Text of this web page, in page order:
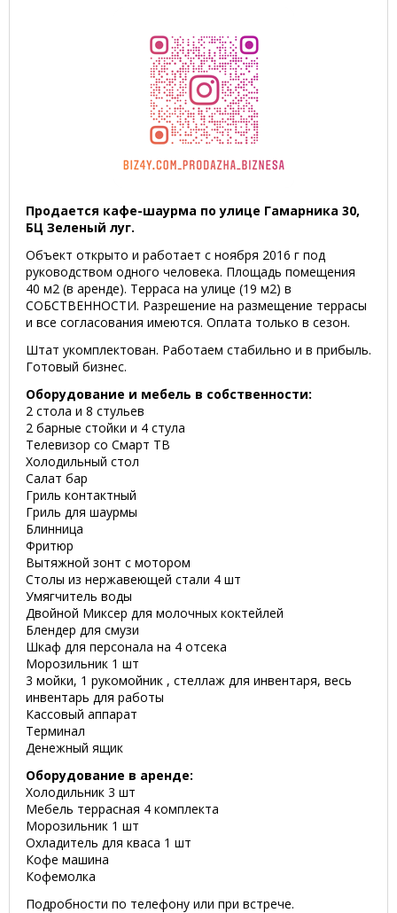
Продается кафе-шаурма по улице Гамарника 30,
БЦ Зеленый луг.
Объект открыто и работает с ноября 2016 г под
руководством одного человека. Площадь помещения
40 м2 (в аренде). Терраса на улице (19 м2) в
СОБСТВЕННОСТИ. Разрешение на размещение террасы
и все согласования имеются. Оплата только в сезон.
Штат укомплектован. Работаем стабильно и в прибыль.
Готовый бизнес.
Оборудование и мебель в собственности:
2 стола и 8 стульев
2 барные стойки и 4 стула
Телевизор со Смарт ТВ
Холодильный стол
Салат бар
Гриль контактный
Гриль для шаурмы
Блинница
Фритюр
Вытяжной зонт с мотором
Столы из нержавеющей стали 4 шт
Умягчитель воды
Двойной Миксер для молочных коктейлей
Блендер для смузи
Шкаф для персонала на 4 отсека
Морозильник 1 шт
3 мойки, 1 рукомойник , стеллаж для инвентаря, весь
инвентарь для работы
Кассовый аппарат
Терминал
Денежный ящик
Оборудование в аренде:
Холодильник 3 шт
Мебель террасная 4 комплекта
Морозильник 1 шт
Охладитель для кваса 1 шт
Кофе машина
Кофемолка
Подробности по телефону или при встрече.